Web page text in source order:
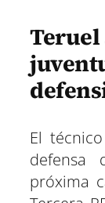
Teruel
El
próxima